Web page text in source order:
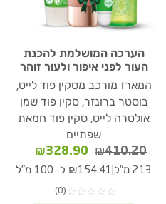
הערכה המושלמת להכנת
העור לפני איפור ולעור זוהר
המארז מורכב מסקין פוד לייט,
בוסטר ברונזר, סקין פוד שמן
אולטרה לייט, סקין פוד חמאת
שפתיים
₪410.20
המחיר
המקורי
₪410.20.
₪328.90
המחיר
הנוכחי
213 מ"ל ₪154.41 ל- 100 מ"ל
☆
☆
☆
☆
☆
(0)